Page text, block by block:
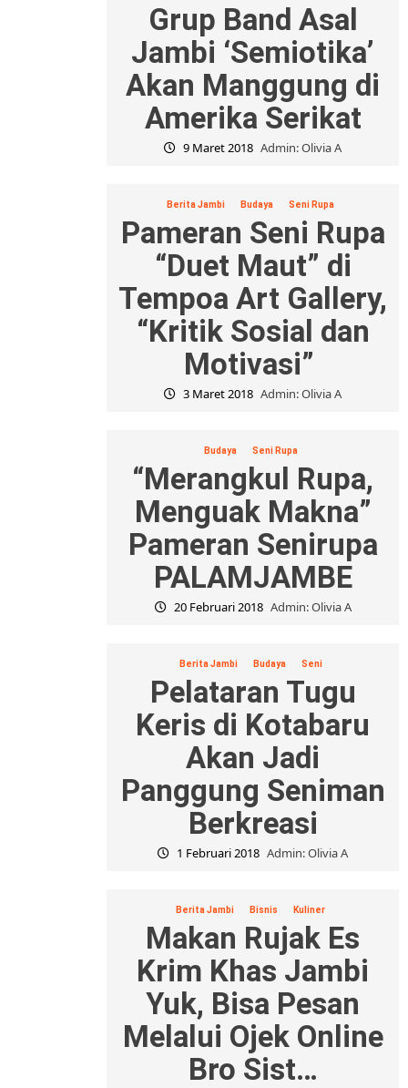
Grup Band Asal
Jambi ‘Semiotika’
Akan Manggung di
Amerika Serikat
9 Maret 2018 Admin: Olivia A
Berita Jambi Budaya Seni Rupa
Pameran Seni Rupa
“Duet Maut” di
Tempoa Art Gallery,
“Kritik Sosial dan
Motivasi”
3 Maret 2018 Admin: Olivia A
Budaya Seni Rupa
“Merangkul Rupa,
Menguak Makna”
Pameran Senirupa
PALAMJAMBE
20 Februari 2018 Admin: Olivia A
Berita Jambi Budaya Seni
Pelataran Tugu
Keris di Kotabaru
Akan Jadi
Panggung Seniman
Berkreasi
1 Februari 2018 Admin: Olivia A
Berita Jambi Bisnis Kuliner
Makan Rujak Es
Krim Khas Jambi
Yuk, Bisa Pesan
Melalui Ojek Online
Bro Sist…